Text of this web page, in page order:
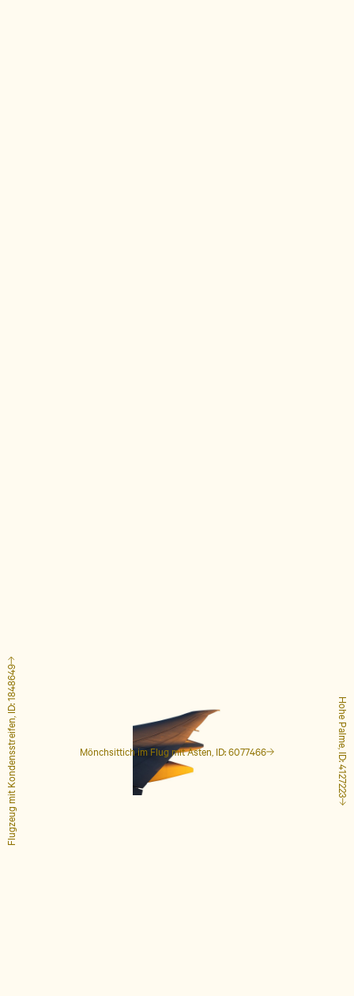
Mönchsittich im Flug mit Ästen, ID: 6077466 Hohe Palme, ID: 4127223
Flugzeug mit Kondensstreifen, ID: 1848649